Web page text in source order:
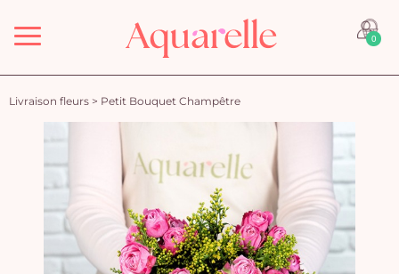
Menu 0
Livraison fleurs > Petit Bouquet Champêtre